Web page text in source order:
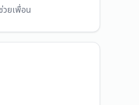
ยเพื่อน